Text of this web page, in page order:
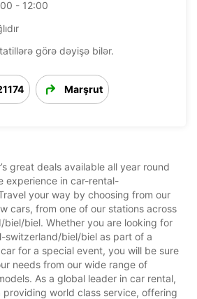
- 12:00
görə dəyişə bilər.
Marşrut
great deals available all year round
experience in car-rental-
your way by choosing from our
cars, from one of our stations across
biel. Whether you are looking for
switzerland/biel/biel as part of a
for a special event, you will be sure
needs from our wide range of
As a global leader in car rental,
providing world class service, offering